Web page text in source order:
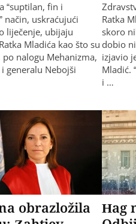
“suptilan, fin i
način, uskraćujući
liječenje, ubijaju
Mladića kao što su
po nalogu Mehanizma,
generalu Nebojši
Ratka
skoro
dobio
izjavio
Mladić.
i …
obrazložila
Hag